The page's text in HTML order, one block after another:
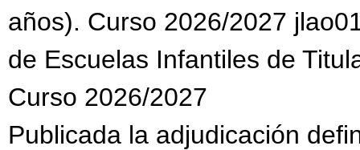
años). Curso 2026/2027
de Escuelas Infantiles de
Curso 2026/2027
Publicada la adjudicación